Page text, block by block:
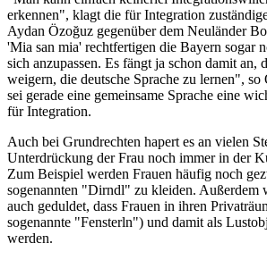
erkennen", klagt die für Integration
Aydan Özoğuz gegenüber dem Neuländer
'Mia san mia' rechtfertigen die Bayern sogar
sich anzupassen. Es fängt ja schon damit an,
weigern, die deutsche Sprache zu lernen", so
sei gerade eine gemeinsame Sprache eine
für Integration.
Auch bei Grundrechten hapert es an vielen
Unterdrückung der Frau noch immer in der
Zum Beispiel werden Frauen häufig noch
sogenannten "Dirndl" zu kleiden. Außerdem
auch geduldet, dass Frauen in ihren
sogenannte "Fensterln") und damit als
werden.